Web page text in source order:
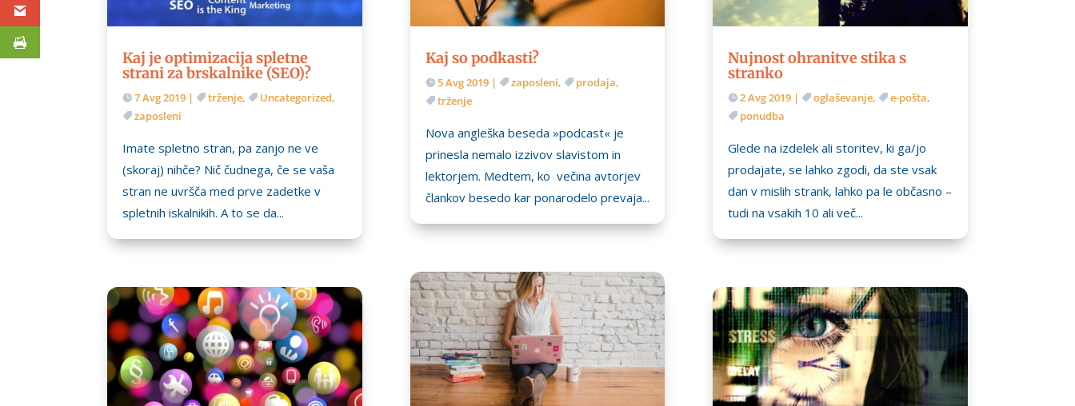
Kaj je optimizacija spletne
strani za brskalnike (SEO)?
7 Avg 2019 | trženje, Uncategorized,
zaposleni
Imate spletno stran, pa zanjo ne ve
(skoraj) nihče? Nič čudnega, če se vaša
stran ne uvršča med prve zadetke v
spletnih iskalnikih. A to se da...
Kaj so podkasti?
5 Avg 2019| zaposleni, prodaja,
trženje
Nova angleška beseda »podcast« je
prinesla nemalo izzivov slavistom in
lektorjem. Medtem, ko večina avtorjev
člankov besedo kar ponarodelo prevaja...
Nujnost ohranitve stika s
stranko
2 Avg 2019| oglaševanje, e-pošta,
ponudba
Glede na izdelek ali storitev, ki ga/jo
prodajate, se lahko zgodi, da ste vsak
dan v mislih strank, lahko pa le občasno –
tudi na vsakih 10 ali več...